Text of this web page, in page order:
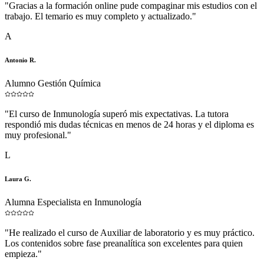
"Gracias a la formación online pude compaginar mis estudios con el
trabajo. El temario es muy completo y actualizado."
A
Antonio R.
Alumno Gestión Química
"El curso de Inmunología superó mis expectativas. La tutora
respondió mis dudas técnicas en menos de 24 horas y el diploma es
muy profesional."
L
Laura G.
Alumna Especialista en Inmunología
"He realizado el curso de Auxiliar de laboratorio y es muy práctico.
Los contenidos sobre fase preanalítica son excelentes para quien
empieza."